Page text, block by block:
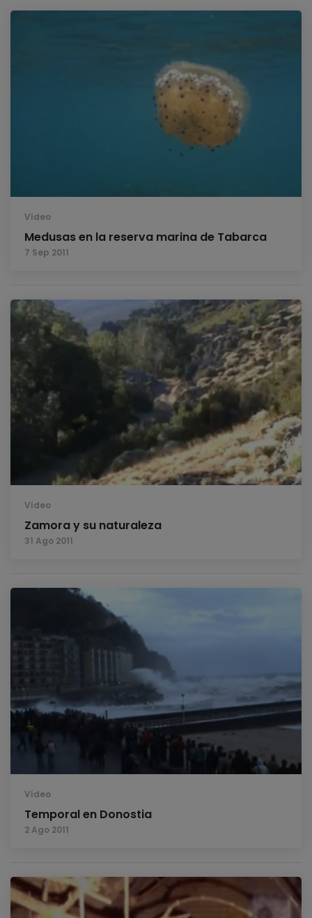
Vídeo
Medusas en la reserva marina de Tabarca
7 Sep 2011
Vídeo
Zamora y su naturaleza
31 Ago 2011
Vídeo
Temporal en Donostia
2 Ago 2011